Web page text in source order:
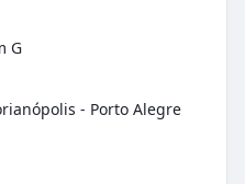
G
- Porto Alegre